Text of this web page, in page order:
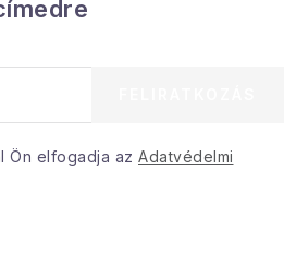
Ön elfogadja az Adatvédelmi